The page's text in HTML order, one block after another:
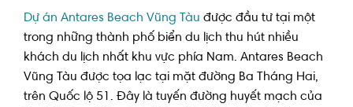
Dự án Antares Beach Vũng Tàu được đầu tư tại một
trong những thành phố biển du lịch thu hút nhiều
khách du lịch nhất khu vực phía Nam. Antares Beach
Vũng Tàu được tọa lạc tại mặt đường Ba Tháng Hai,
trên Quốc lộ 51. Đây là tuyến đường huyết mạch của